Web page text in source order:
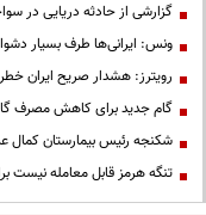
گزارشی از حادثه دریایی در
ونس: ایرانی‌ها طرف بسیار
رویترز: هشدار صریح ایران
گام جدید برای کاهش مصرف
شکنجه رئیس بیمارستان کمال
تنگه هرمز قابل معامله نیست